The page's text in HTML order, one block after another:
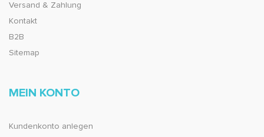
Versand & Zahlung
Kontakt
B2B
Sitemap
MEIN KONTO
Kundenkonto anlegen